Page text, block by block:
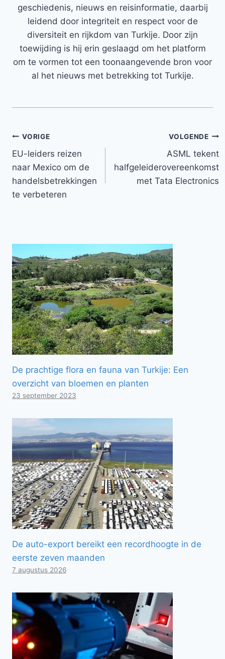
geschiedenis, nieuws en reisinformatie, daarbij
leidend door integriteit en respect voor de
diversiteit en rijkdom van Turkije. Door zijn
toewijding is hij erin geslaagd om het platform
om te vormen tot een toonaangevende bron voor
al het nieuws met betrekking tot Turkije.
Bericht
navigatie
VORIGE
EU-leiders reizen
naar Mexico om de
handelsbetrekkingen
te verbeteren
VOLGENDE
ASML tekent
halfgeleiderovereenkomst
met Tata Electronics
De prachtige flora en fauna van Turkije: Een
overzicht van bloemen en planten
23 september 2023
De auto-export bereikt een recordhoogte in de
eerste zeven maanden
7 augustus 2026